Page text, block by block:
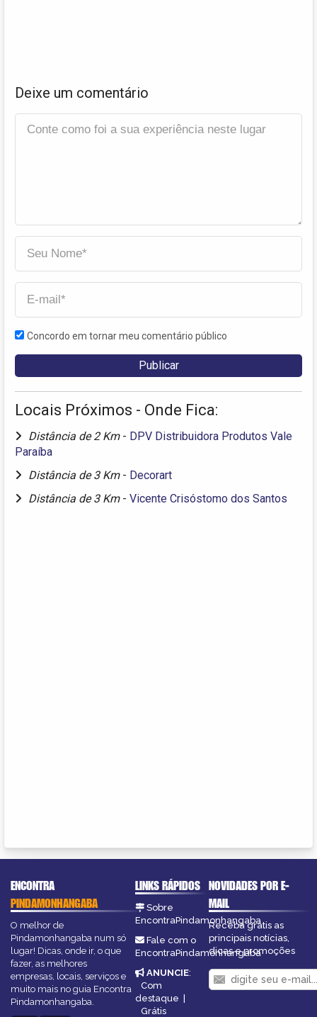
Deixe um comentário
Concordo em tornar meu comentário público
Locais Próximos - Onde Fica:
Distância de 2 Km - DPV Distribuidora Produtos Vale
Paraíba
Distância de 3 Km - Decorart
Distância de 3 Km - Vicente Crisóstomo dos Santos
ENCONTRA
PINDAMONHANGABA
O melhor de
Pindamonhangaba num só
lugar! Dicas, onde ir, o que
fazer, as melhores
empresas, locais, serviços e
muito mais no guia Encontra
Pindamonhangaba.
LINKS RÁPIDOS
Sobre
EncontraPindamonhangaba
Fale com o
EncontraPindamonhangaba
ANUNCIE:
Com
destaque |
Grátis
NOVIDADES POR E-
MAIL
Receba grátis as
principais notícias,
dicas e promoções